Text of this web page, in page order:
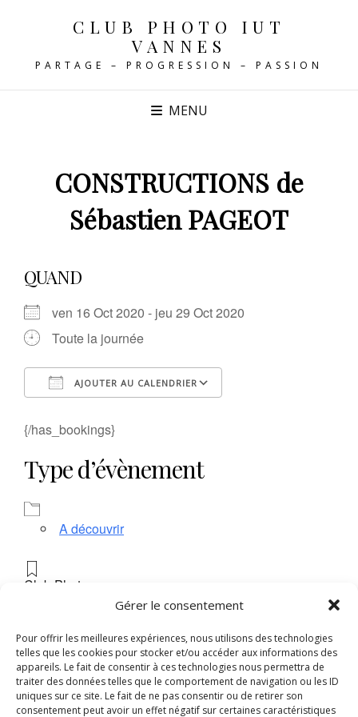
Gérer le consentement
Pour offrir les meilleures expériences, nous utilisons des technologies
telles que les cookies pour stocker et/ou accéder aux informations des
appareils. Le fait de consentir à ces technologies nous permettra de
traiter des données telles que le comportement de navigation ou les ID
uniques sur ce site. Le fait de ne pas consentir ou de retirer son
consentement peut avoir un effet négatif sur certaines caractéristiques
CLUB PHOTO IUT
VANNES
PARTAGE – PROGRESSION – PASSION
MENU
CONSTRUCTIONS de
Sébastien PAGEOT
QUAND
ven 16 Oct 2020 - jeu 29 Oct 2020
Toute la journée
AJOUTER AU CALENDRIER
{/has_bookings}
Type d’évènement
A découvrir
Club Photo
Voir l’agenda de la Galerie des Bigotes